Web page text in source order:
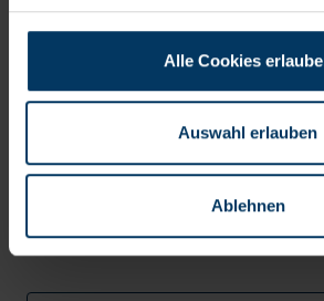
Alle Cookies
Auswahl erlauben
Ablehnen